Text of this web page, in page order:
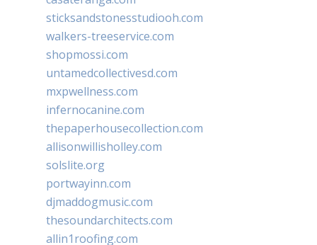
sticksandstonesstudiooh.com
walkers-treeservice.com
shopmossi.com
untamedcollectivesd.com
mxpwellness.com
infernocanine.com
thepaperhousecollection.com
allisonwillisholley.com
solslite.org
portwayinn.com
djmaddogmusic.com
thesoundarchitects.com
allin1roofing.com